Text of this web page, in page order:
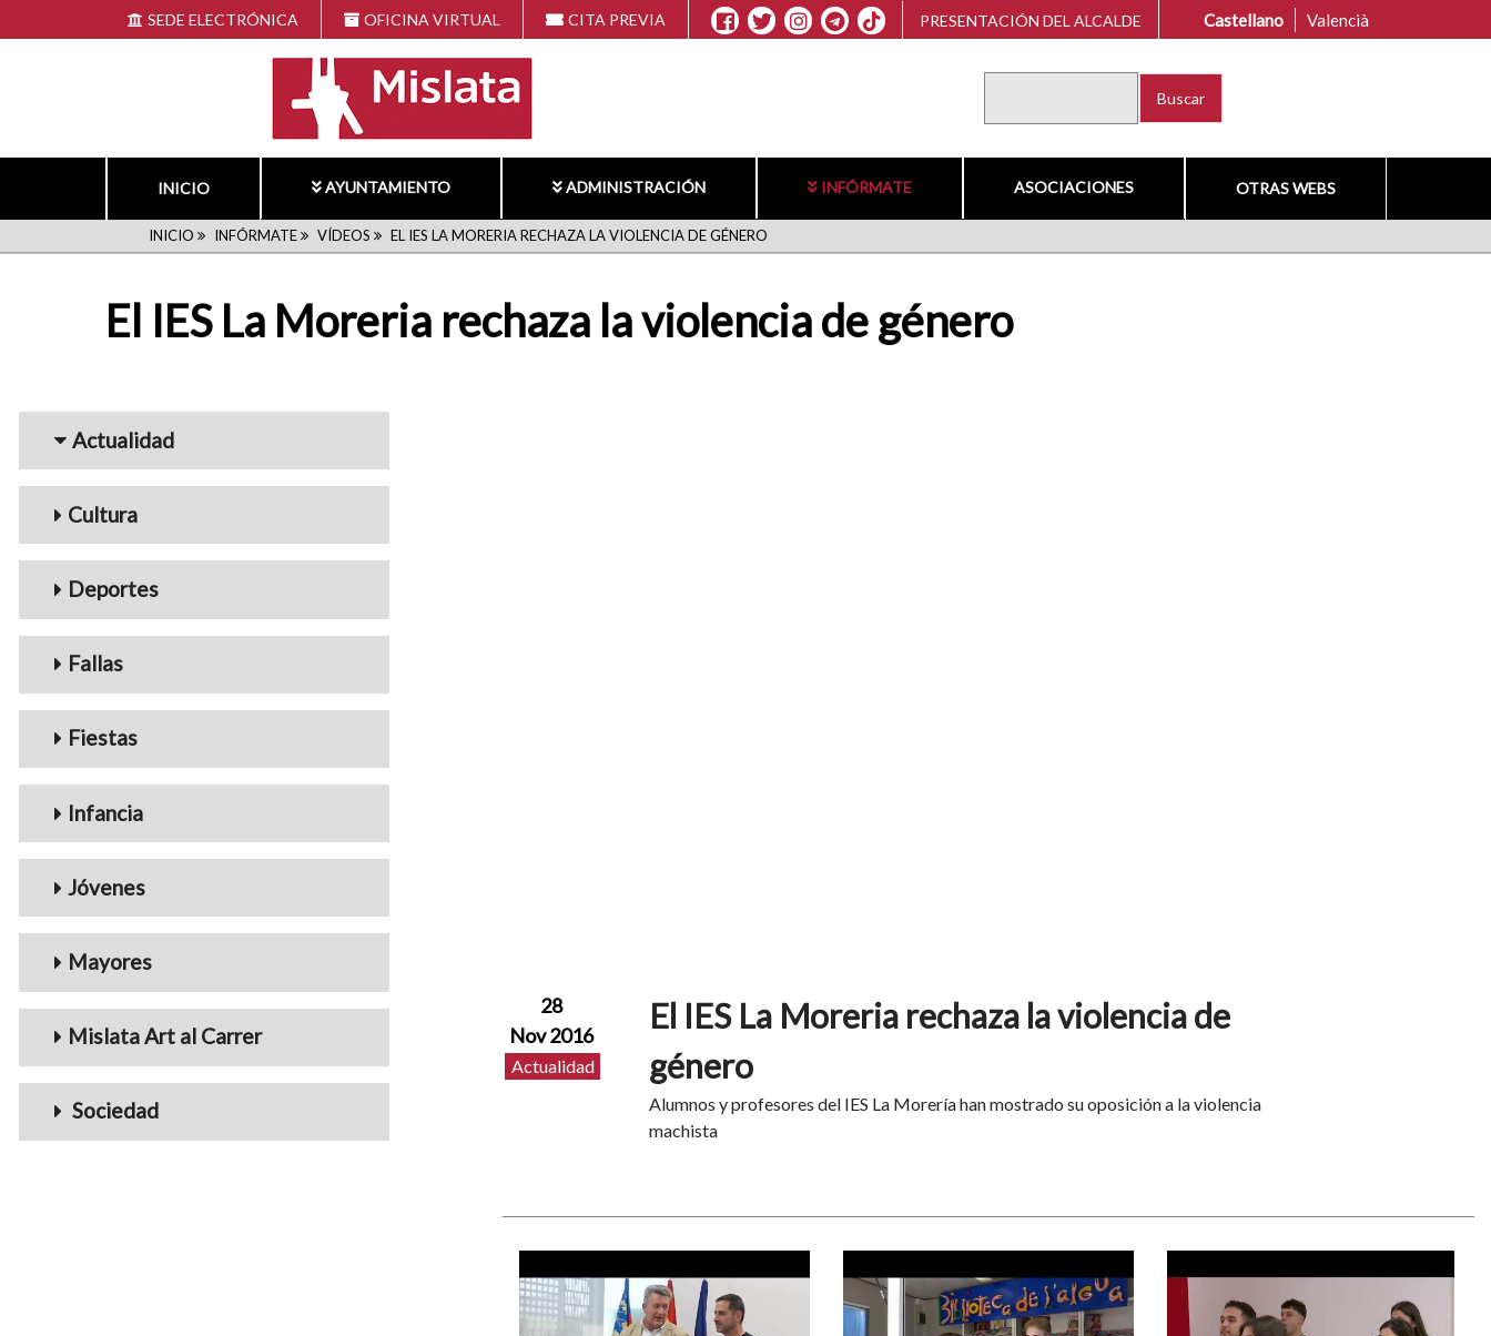
al
SEDE ELECTRÓNICA OFICINA VIRTUAL CITA PREVIA PRESENTACIÓN DEL ALCALDE Castellano Valencià
INICIO AYUNTAMIENTO ADMINISTRACIÓN INFÓRMATE ASOCIACIONES OTRAS WEBS
RUTA
DE
INICIO INFÓRMATE VÍDEOS EL IES LA MORERIA RECHAZA LA VIOLENCIA DE GÉNERO
El IES La Moreria rechaza la violencia de género
Menu_Videos
Actualidad
Cultura
Deportes
Fallas
Fiestas
Infancia
Jóvenes
Mayores
Mislata Art al Carrer
Sociedad
28
Nov 2016
Actualidad
El IES La Moreria rechaza la violencia de
género
Alumnos y profesores del IES La Morería han mostrado su oposición a la violencia
machista